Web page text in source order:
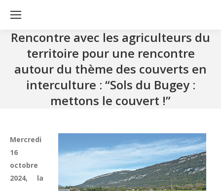
Rencontre avec les agriculteurs du
territoire pour une rencontre
autour du thème des couverts en
interculture : “Sols du Bugey :
mettons le couvert !”
Mercredi
16
octobre
2024, la